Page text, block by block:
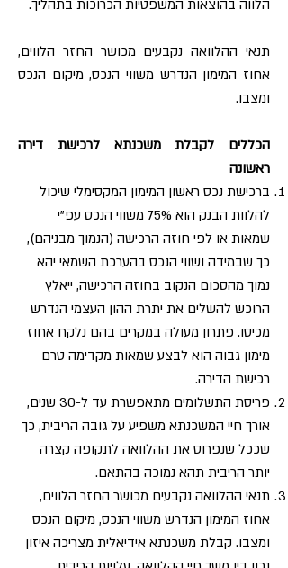
הלווה בהוצאות המשפטיות הכרוכות בתהליך.
תנאי ההלוואה נקבעים מכושר החזר הלווים,
אחוז המימון הנדרש משווי הנכס, מיקום הנכס
ומצבו.
הכללים לקבלת משכנתא לרכישת דירה
ראשונה
ברכישת נכס ראשון המימון המקסימלי שיכול
להלוות הבנק הוא 75% משווי הנכס עפ”י
שמאות או לפי חוזה הרכישה (הנמוך מבניהם),
כך שבמידה ושווי הנכס בהערכת השמאי יהא
נמוך מהסכום הנקוב בחוזה הרכישה, ייאלץ
הרוכש להשלים את יתרת ההון העצמי הנדרש
מכיסו. פתרון מעולה במקרים בהם נלקח אחוז
מימון גבוה הוא לבצע שמאות מקדימה טרם
רכישת הדירה.
פריסת התשלומים מתאפשרת עד ל-30 שנים,
אורך חיי המשכנתא משפיע על גובה הריבית, כך
שככל שנפרוס את ההלוואה לתקופה קצרה
יותר הריבית תהא נמוכה בהתאם.
תנאי ההלוואה נקבעים מכושר החזר הלווים,
אחוז המימון הנדרש משווי הנכס, מיקום הנכס
ומצבו. קבלת משכנתא אידיאלית מצריכה איזון